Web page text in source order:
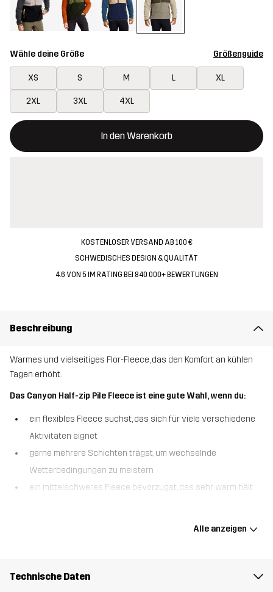
Wähle deine Größe Größenguide
XS S M L XL
2XL 3XL 4XL
In den Warenkorb
Dieser Button öffnet ein Fenster und legt den neuen Artikel in
{{size}} nicht verfügbar
KOSTENLOSER VERSAND AB 100 €
SCHWEDISCHES DESIGN & QUALITÄT
4.6 VON 5 IM RATING BEI 840 000+ BEWERTUNGEN
Beschreibung
Warmes und vielseitiges Flor-Fleece, das den Komfort an kühlen
Tagen erhöht.
Das Canyon Half-zip Pile Fleece ist eine gute Wahl, wenn du:
ein flexibles Fleece suchst, das sich für viele verschiedene
Aktivitäten eignet
gerne mehrere Schichten trägst, um wechselnde
Wetterbedingungen zu meistern
ein mittelschweres Fleece bevorzugst, das sehr warm hält
kuschelige Wärme und vielseitige Leistung. Dieses Fleece ist aus
sich das Fleece leicht an- und ausziehen und bietet gleichzeitig
Alle anzeigen
Technische Daten